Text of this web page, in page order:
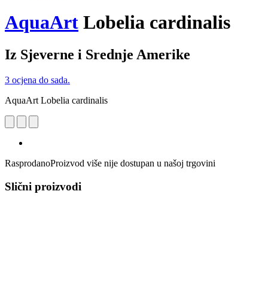
AquaArt Lobelia cardinalis
Iz Sjeverne i Srednje Amerike
3 ocjena do sada.
AquaArt Lobelia cardinalis
RasprodanoProizvod više nije dostupan u našoj trgovini
Slični proizvodi